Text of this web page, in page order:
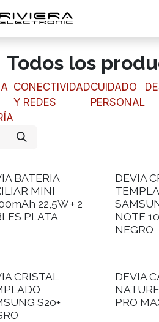
Todos los
CONECTIVIDAD
Y REDES
CUIDADO
PERSONAL
BATERIA
MINI
22,5W + 2
PLATA
DEVIA
NOTE
NEGRO
CRISTAL
S20+
DEVIA
PRO